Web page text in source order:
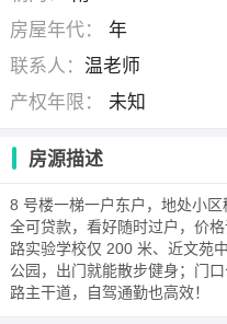
房屋年代：
年
联系人：温老师
产权年限：
未知
房源描述
8 号楼一梯一户东户，地处小
全可贷款，看好随时过户，价
路实验学校仅 200 米、近文苑
公园，出门就能散步健身；门
路主干道，自驾通勤也高效！